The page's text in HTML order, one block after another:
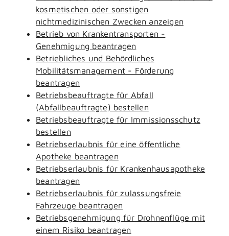
kosmetischen oder sonstigen
nichtmedizinischen Zwecken anzeigen
Betrieb von Krankentransporten -
Genehmigung beantragen
Betriebliches und Behördliches
Mobilitätsmanagement - Förderung
beantragen
Betriebsbeauftragte für Abfall
(Abfallbeauftragte) bestellen
Betriebsbeauftragte für Immissionsschutz
bestellen
Betriebserlaubnis für eine öffentliche
Apotheke beantragen
Betriebserlaubnis für Krankenhausapotheke
beantragen
Betriebserlaubnis für zulassungsfreie
Fahrzeuge beantragen
Betriebsgenehmigung für Drohnenflüge mit
einem Risiko beantragen